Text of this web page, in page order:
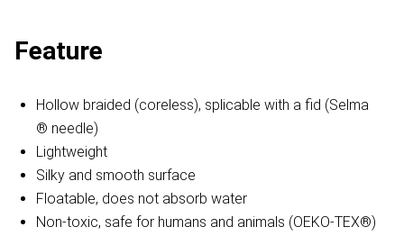
Feature
Hollow braided (coreless), splicable with a fid (Selma
® needle)
Lightweight
Silky and smooth surface
Floatable, does not absorb water
Non-toxic, safe for humans and animals (OEKO-TEX®)